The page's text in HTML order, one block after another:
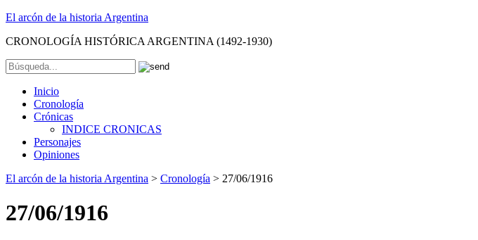
El arcón de la historia Argentina
CRONOLOGÍA HISTÓRICA ARGENTINA (1492-1930)
Inicio
Cronología
Crónicas
INDICE CRONICAS
Personajes
Opiniones
El arcón de la historia Argentina > Cronología > 27/06/1916
27/06/1916